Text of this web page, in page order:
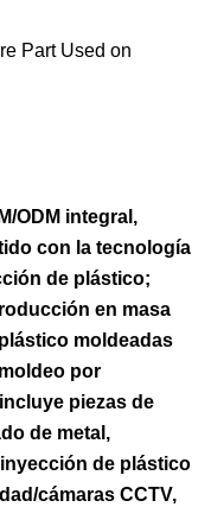
ODM integral,
con la tecnología
de plástico;
en masa
moldeadas
por
piezas de
de metal,
de plástico
cámaras CCTV,